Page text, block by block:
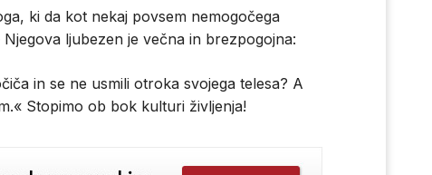
ki da kot nekaj povsem nemogočega
ljubezen je večna in brezpogojna:
in se ne usmili otroka svojega telesa? A
Stopimo ob bok kulturi življenja!